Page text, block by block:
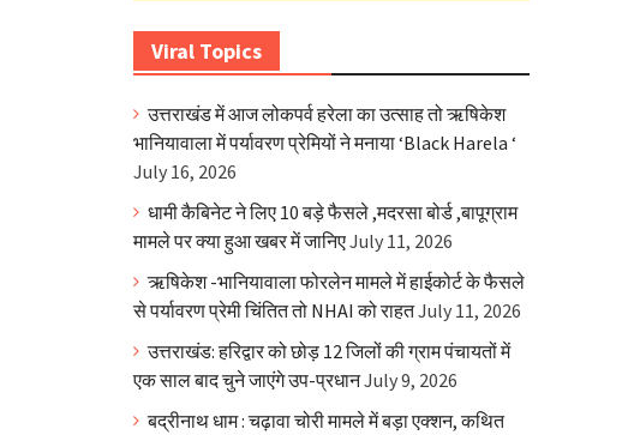
Viral Topics
उत्तराखंड में आज लोकपर्व हरेला का उत्साह तो ऋषिकेश
भानियावाला में पर्यावरण प्रेमियों ने मनाया ‘Black Harela ‘
July 16, 2026
धामी कैबिनेट ने लिए 10 बड़े फैसले ,मदरसा बोर्ड ,बापूग्राम
मामले पर क्या हुआ खबर में जानिएJuly 11, 2026
ऋषिकेश -भानियावाला फोरलेन मामले में हाईकोर्ट के फैसले
से पर्यावरण प्रेमी चिंतित तो NHAI को राहतJuly 11, 2026
उत्तराखंड: हरिद्वार को छोड़ 12 जिलों की ग्राम पंचायतों में
एक साल बाद चुने जाएंगे उप-प्रधानJuly 9, 2026
बद्रीनाथ धाम : चढ़ावा चोरी मामले में बड़ा एक्शन, कथित